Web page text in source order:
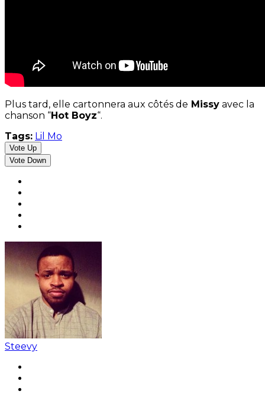
Plus tard, elle cartonnera aux côtés de Missy avec la
chanson “Hot Boyz“.
Tags: Lil Mo
Vote Up
Vote Down
Steevy